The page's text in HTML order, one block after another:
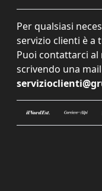
Per qualsiasi
servizio clienti è a
Puoi contattarci al
scrivendo una